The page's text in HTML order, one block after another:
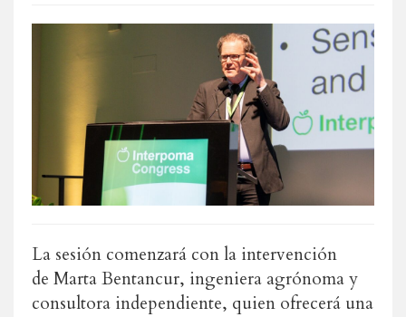
La sesión comenzará con la intervención
de Marta Bentancur, ingeniera agrónoma y
consultora independiente, quien ofrecerá una